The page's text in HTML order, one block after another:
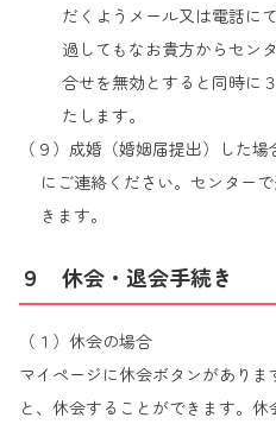
だくようメール又は電話に
過してもなお貴方からセン
合せを無効とすると同時に
たします。
（９）成婚（婚姻届提出）した
にご連絡ください。センター
きます。
９ 休会・退会手続き
（１）休会の場合
マイページに休会ボタンがあり
と、休会することができます。